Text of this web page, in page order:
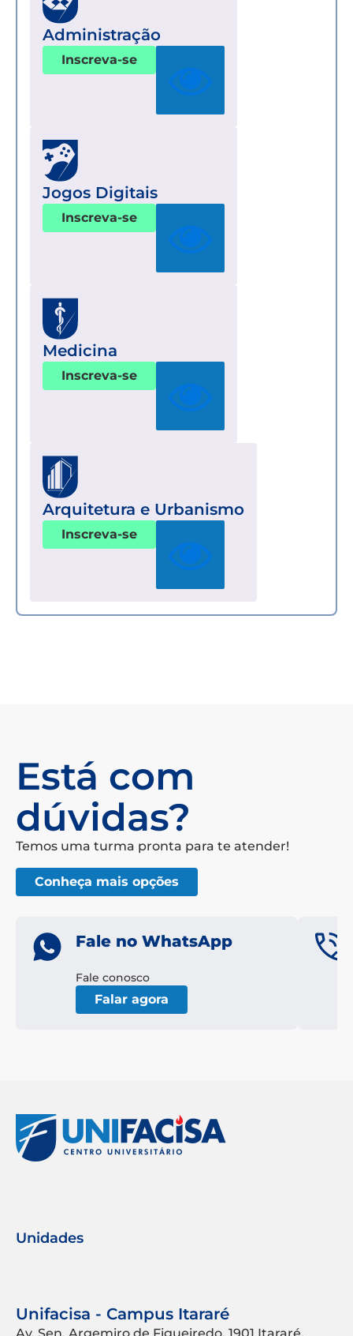
Administração
Inscreva-se
Jogos Digitais
Inscreva-se
Medicina
Inscreva-se
Arquitetura e Urbanismo
Inscreva-se
Está com
dúvidas?
Temos uma turma pronta para te atender!
Conheça mais opções
Fale no WhatsApp
Fale conosco
Falar agora
Unidades
Unifacisa - Campus Itararé
Av. Sen. Argemiro de Figueiredo, 1901 Itararé,